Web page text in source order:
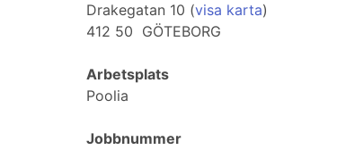
Drakegatan 10 (visa karta)
412 50 GÖTEBORG
Arbetsplats
Poolia
Jobbnummer